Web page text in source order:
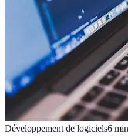
Développement de logiciels6 min